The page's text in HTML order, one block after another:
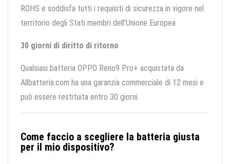
ROHS e soddisfa tutti i requisiti di sicurezza in vigore nel
territorio degli Stati membri dell'Unione Europea.
30 giorni di diritto di ritorno
Qualsiasi batteria OPPO Reno9 Pro+ acquistata da
Allbatteria.com ha una garanzia commerciale di 12 mesi e
può essere restituita entro 30 giorni.
Come faccio a scegliere la batteria giusta
per il mio dispositivo?